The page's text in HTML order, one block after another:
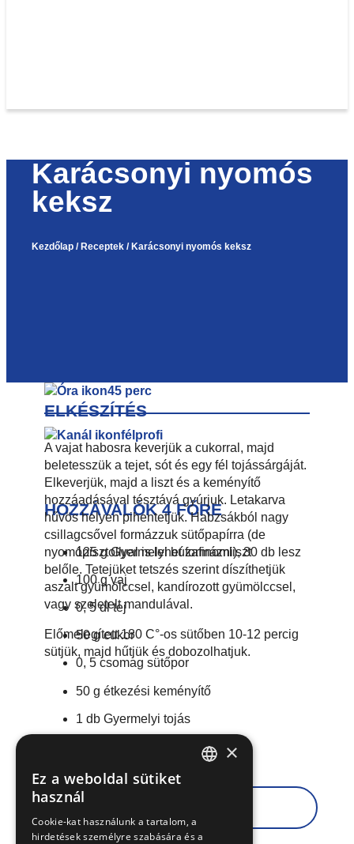
Karácsonyi nyomós
keksz
Kezdőlap / Receptek / Karácsonyi nyomós keksz
45 perc
félprofi
HOZZÁVALÓK 4 FŐRE
125 g Gyermelyi búzafinomliszt
100 g vaj
0, 5 dl tej
50 g cukor
0, 5 csomag sütőpor
50 g étkezési keményítő
1 db Gyermelyi tojás
Recept nyomtatása
ELKÉSZÍTÉS
A vajat habosra keverjük a cukorral, majd
beletesszük a tejet, sót és egy fél tojássárgáját.
Elkeverjük, majd a liszt és a keményítő
hozzáadásával tésztává gyúrjuk. Letakarva
hűvös helyen pihentetjük. Habzsákból nagy
csillagcsővel formázzuk sütőpapírra (de
nyomópisztollyal is lehet formázni), 30 db lesz
belőle. Tetejüket tetszés szerint díszíthetjük
aszalt gyümölccsel, kandírozott gyümölccsel,
vagy szeletelt mandulával.
Előmelegített 180 C°-os sütőben 10-12 percig
sütjük, majd hűtjük és dobozolhatjuk.
SK
×
Ez a weboldal sütiket
használ
Cookie-kat használunk a tartalom, a
hirdetések személyre szabására és a